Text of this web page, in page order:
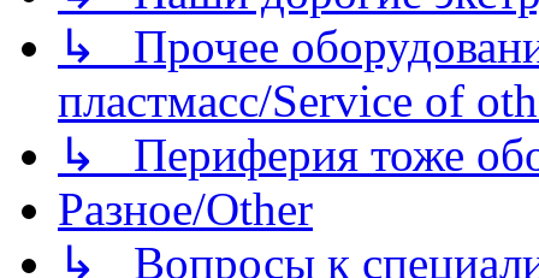
↳ Прочее
пластмасс/Service of
↳ Периферия тоже
Разное/Other
↳ Вопросы к